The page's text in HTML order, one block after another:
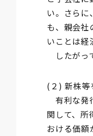
い。さら
も、親会社
いことは経
したがっ
(２) 新株等
有利な発
関して、所
おける価額